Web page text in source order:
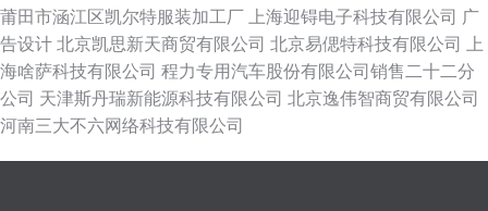
莆田市涵江区凯尔特服装加工厂
上海迎锝电子科技有限公司 广
告设计 北京凯思新天商贸有限公司 北京易偲特科技有限公司
上
海啥萨科技有限公司 程力专用汽车股份有限公司销售二十二分
公司 天津斯丹瑞新能源科技有限公司 北京逸伟智商贸有限公司
河南三大不六网络科技有限公司